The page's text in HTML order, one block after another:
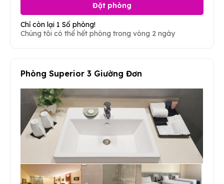
Đặt phòng
Chỉ còn lại 1 Số phòng!
Chúng tôi có thể hết phòng trong vòng 2 ngày
Phòng Superior 3 Giường Đơn